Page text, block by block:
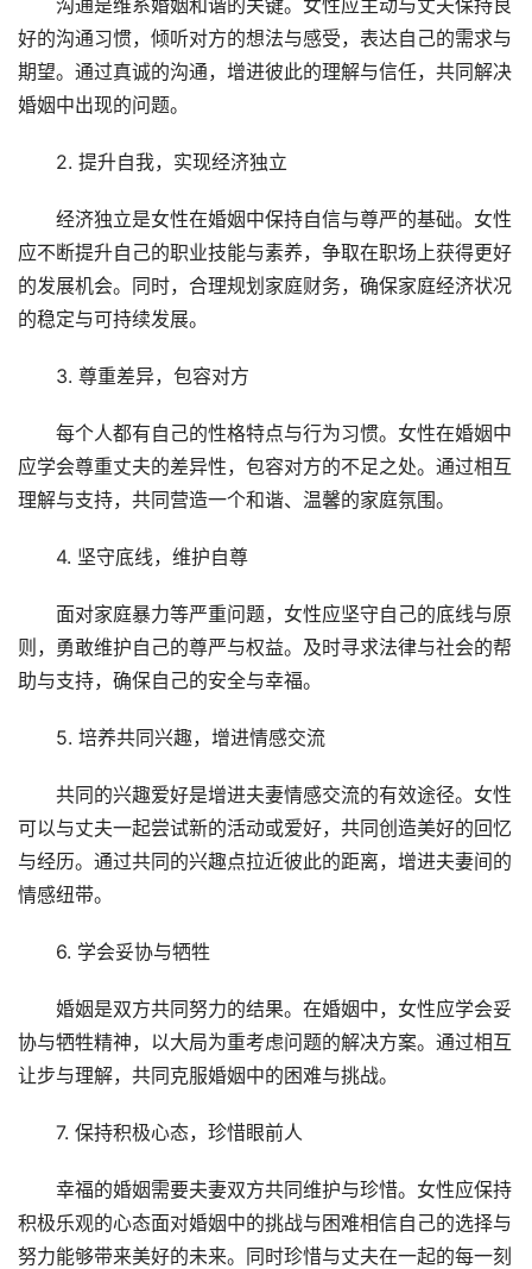
沟通是维系婚姻和谐的关键。女性应主动与丈夫保持良
好的沟通习惯，倾听对方的想法与感受，表达自己的需求与
期望。通过真诚的沟通，增进彼此的理解与信任，共同解决
婚姻中出现的问题。
2. 提升自我，实现经济独立
经济独立是女性在婚姻中保持自信与尊严的基础。女性
应不断提升自己的职业技能与素养，争取在职场上获得更好
的发展机会。同时，合理规划家庭财务，确保家庭经济状况
的稳定与可持续发展。
3. 尊重差异，包容对方
每个人都有自己的性格特点与行为习惯。女性在婚姻中
应学会尊重丈夫的差异性，包容对方的不足之处。通过相互
理解与支持，共同营造一个和谐、温馨的家庭氛围。
4. 坚守底线，维护自尊
面对家庭暴力等严重问题，女性应坚守自己的底线与原
则，勇敢维护自己的尊严与权益。及时寻求法律与社会的帮
助与支持，确保自己的安全与幸福。
5. 培养共同兴趣，增进情感交流
共同的兴趣爱好是增进夫妻情感交流的有效途径。女性
可以与丈夫一起尝试新的活动或爱好，共同创造美好的回忆
与经历。通过共同的兴趣点拉近彼此的距离，增进夫妻间的
情感纽带。
6. 学会妥协与牺牲
婚姻是双方共同努力的结果。在婚姻中，女性应学会妥
协与牺牲精神，以大局为重考虑问题的解决方案。通过相互
让步与理解，共同克服婚姻中的困难与挑战。
7. 保持积极心态，珍惜眼前人
幸福的婚姻需要夫妻双方共同维护与珍惜。女性应保持
积极乐观的心态面对婚姻中的挑战与困难相信自己的选择与
努力能够带来美好的未来。同时珍惜与丈夫在一起的每一刻